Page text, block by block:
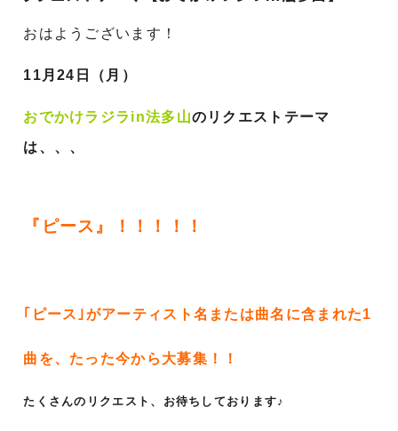
おはようございます！
11 月24 日（月）
おでかけラジラin法多山のリクエストテーマ
は、、、
『ピース』！！！！！
｢ピース｣がアーティスト名または曲名に含まれた1
曲を、 たった今から大募集！！
たくさんのリクエスト、お待ちしております♪